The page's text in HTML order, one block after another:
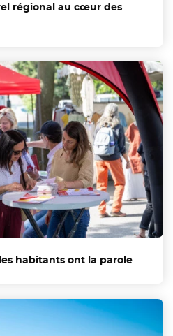
régional au cœur des
habitants ont la parole